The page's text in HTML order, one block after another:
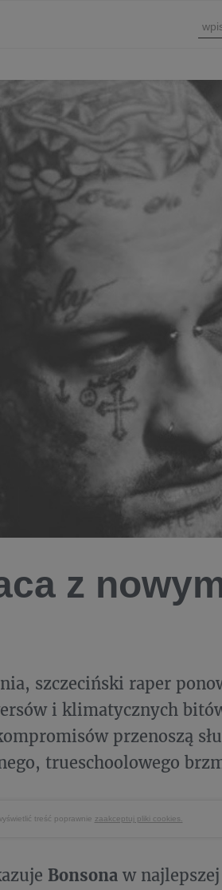
z
szczeciński raper
i klimatycznych
przenoszą
trueschoolowego
treść poprawnie zaakceptuj pliki cookies.
Bonsona w